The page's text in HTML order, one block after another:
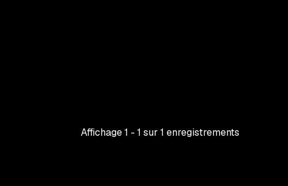
Affichage1 - 1 sur 1 enregistrements